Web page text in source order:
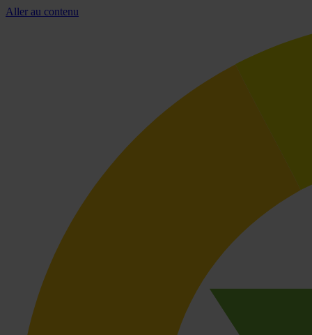
Aller au contenu